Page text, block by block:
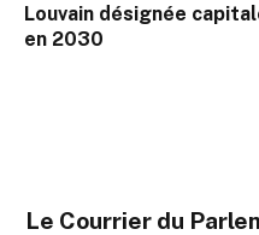
Louvain désignée
en 2030
Le Courrier du